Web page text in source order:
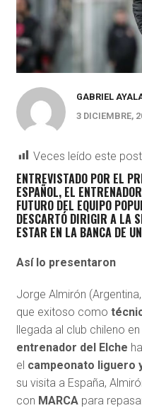
GABRIEL
3 DICIEMBRE,
Veces leído este
ENTREVISTADO POR EL
ESPAÑOL, EL
FUTURO DEL EQUIPO
DESCARTÓ DIRIGIR A LA
ESTAR EN LA BANCA DE
Así lo presentaron
Jorge Almirón
que exitoso como
llegada al club chileno
entrenador del Elche
el campeonato liguero
su visita a España,
con MARCA para